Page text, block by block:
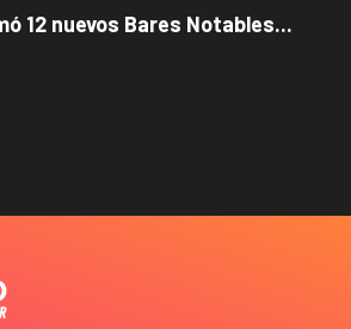
12 nuevos Bares Notables...